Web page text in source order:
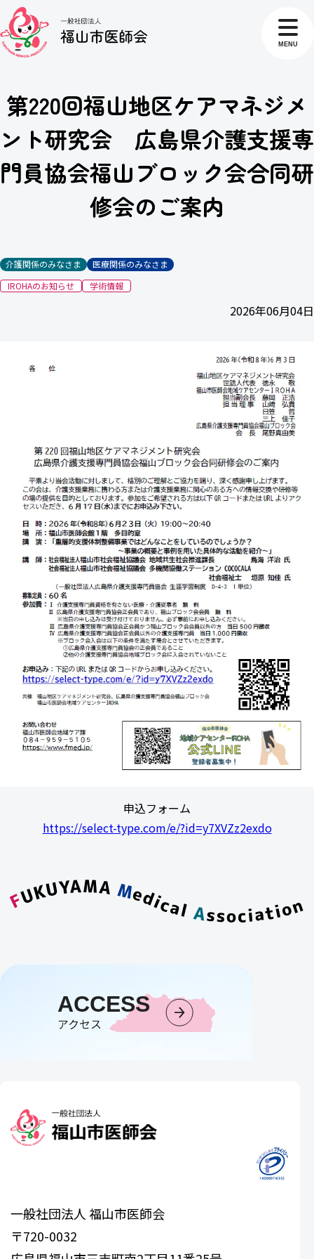
MENU
第220回福山地区ケアマネジメ
ント研究会 広島県介護支援専
門員協会福山ブロック会合同研
修会のご案内
介護関係のみなさま
医療関係のみなさま
IROHAのお知らせ
学術情報
2026年06月04日
申込フォーム
https://select-type.com/e/?id=y7XVZz2exdo
ACCESS
アクセス
一般社団法人 福山市医師会
〒720-0032